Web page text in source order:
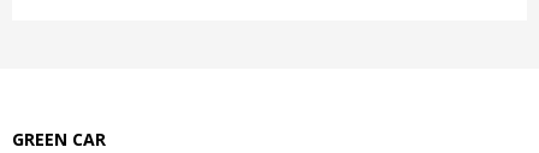
GREEN CAR